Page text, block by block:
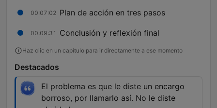
00:07:02 Plan de acción en tres pasos
00:09:31 Conclusión y reflexión final
Haz clic en un capítulo para ir directamente a ese momento
Destacados
El problema es que le diste un encargo
borroso, por llamarlo así. No le diste